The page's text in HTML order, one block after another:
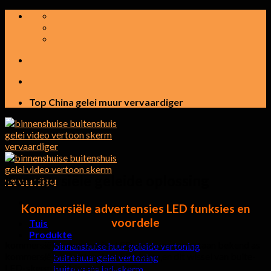
Spring
Top China gelei muur vervaardiger
Tuis
Produkte
binnenshuise huur geleide vertoning
buite huur gelei vertoning
Kommersiële geleide oplossing
Kommersiële advertensies LED funksies en
voordele
kommersiële advertensies LED video vertoon staan ​​bekend as
kommersiële advertensies LED skerm,en dit wissel van buite-
LED-skerm tot binnenshuis-LED-